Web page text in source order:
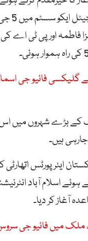
فاطمہ اور پی ٹی اے
فائیو جی
کے بڑے شہروں میں
ہیں۔
ایئرپورٹس
ہوئے اسلام آباد
آغاز کر دیا۔
ملک میں فائیو جی